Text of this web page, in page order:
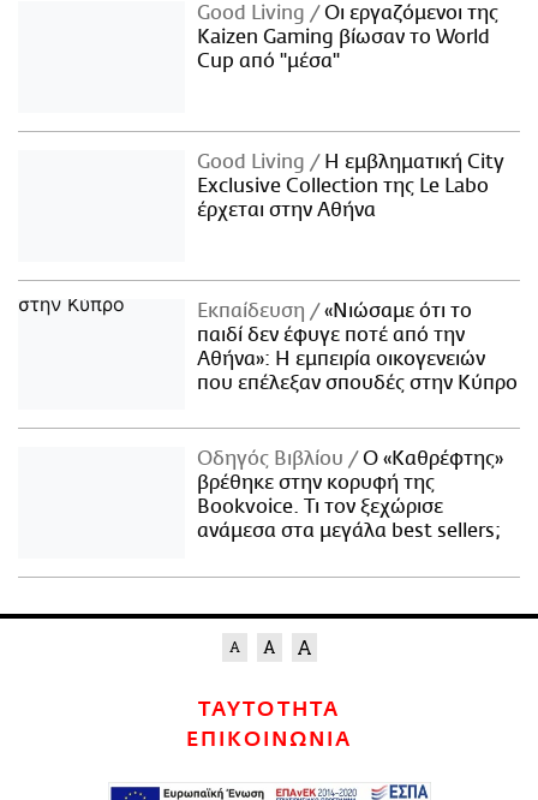
Good Living
Οι εργαζόμενοι της
Kaizen Gaming βίωσαν το World
Cup από "μέσα"
Good Living
Η εμβληματική City
Exclusive Collection της Le Labo
έρχεται στην Αθήνα
Εκπαίδευση
«Νιώσαμε ότι το
παιδί δεν έφυγε ποτέ από την
Αθήνα»: Η εμπειρία οικογενειών
που επέλεξαν σπουδές στην Κύπρο
Οδηγός Βιβλίου
Ο «Καθρέφτης»
βρέθηκε στην κορυφή της
Bookvoice. Τι τον ξεχώρισε
ανάμεσα στα μεγάλα best sellers;
ΤΑΥΤΟΤΗΤΑ
ΕΠΙΚΟΙΝΩΝΙΑ